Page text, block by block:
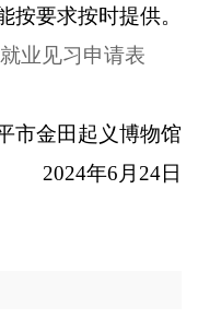
按要求按时提供。
业见习申请表
市金田起义博物馆
2024年6 月 24日